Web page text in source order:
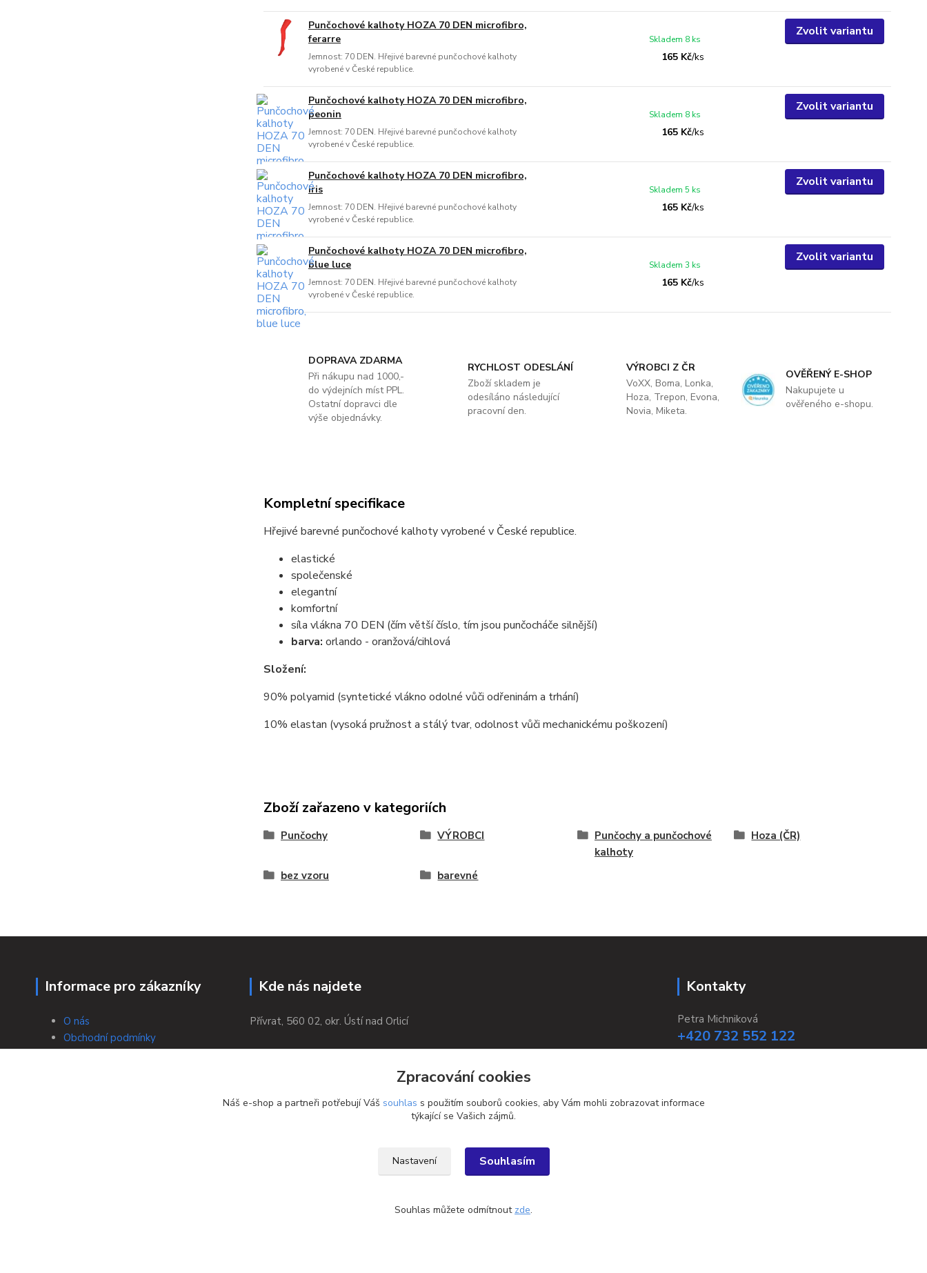
Punčochové kalhoty HOZA 70 DEN microfibro,
ferarre
Jemnost: 70 DEN. Hřejivé barevné punčochové kalhoty
vyrobené v České republice.
165 Kč/ks
Skladem 8 ks
Zvolit variantu
Punčochové kalhoty HOZA 70 DEN microfibro,
peonin
Jemnost: 70 DEN. Hřejivé barevné punčochové kalhoty
vyrobené v České republice.
165 Kč/ks
Skladem 8 ks
Zvolit variantu
Punčochové kalhoty HOZA 70 DEN microfibro,
iris
Jemnost: 70 DEN. Hřejivé barevné punčochové kalhoty
vyrobené v České republice.
165 Kč/ks
Skladem 5 ks
Zvolit variantu
Punčochové kalhoty HOZA 70 DEN microfibro,
blue luce
Jemnost: 70 DEN. Hřejivé barevné punčochové kalhoty
vyrobené v České republice.
165 Kč/ks
Skladem 3 ks
Zvolit variantu
DOPRAVA ZDARMA
Při nákupu nad 1000,-
do výdejních míst PPL.
Ostatní dopravci dle
výše objednávky.
RYCHLOST ODESLÁNÍ
Zboží skladem je
odesíláno následující
pracovní den.
VÝROBCI Z ČR
VoXX, Boma, Lonka,
Hoza, Trepon, Evona,
Novia, Miketa.
OVĚŘENÝ E-SHOP
Nakupujete u
ověřeného e-shopu.
Kompletní specifikace
Hřejivé barevné punčochové kalhoty vyrobené v České republice.
elastické
společenské
elegantní
komfortní
síla vlákna 70 DEN (čím větší číslo, tím jsou punčocháče silnější)
barva: orlando - oranžová/cihlová
Složení:
90% polyamid (syntetické vlákno odolné vůči odřeninám a trhání)
10% elastan (vysoká pružnost a stálý tvar, odolnost vůči mechanickému poškození)
Zboží zařazeno v kategoriích
Punčochy VÝROBCI
Punčochy a punčochové
kalhoty
Hoza (ČR)
bez vzoru barevné
Informace pro zákazníky
O nás
Obchodní podmínky
Kde nás najdete
Přívrat, 560 02, okr. Ústí nad Orlicí
Kontakty
Petra Michniková
+420 732 552 122
Zpracování cookies
Náš e-shop a partneři potřebují Váš souhlas s použitím souborů cookies, aby Vám mohli zobrazovat informace
týkající se Vašich zájmů.
Nastavení Souhlasím
Souhlas můžete odmítnout zde.